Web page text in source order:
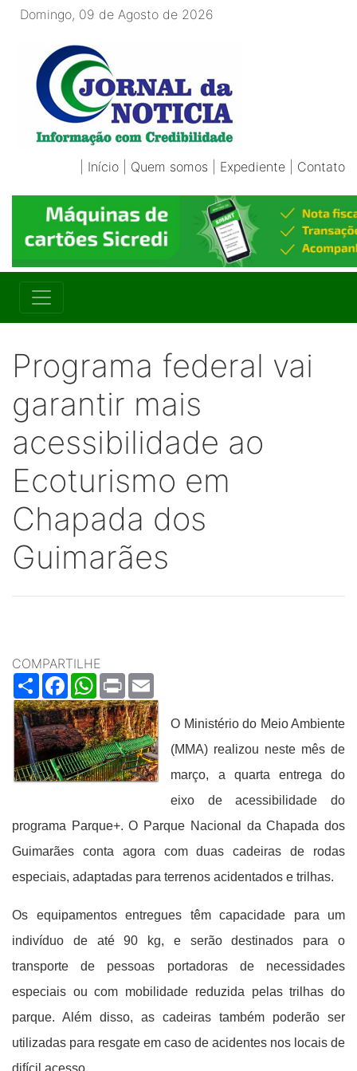
Domingo, 09 de Agosto de 2026
Início Quem somos Expediente Contato
Programa federal vai
garantir mais
acessibilidade ao
Ecoturismo em
Chapada dos
Guimarães
COMPARTILHE
ShareFacebookWhatsApp
Print
O Ministério do Meio Ambiente
(MMA) realizou neste mês de
março, a quarta entrega do
eixo de acessibilidade do
programa Parque+. O Parque Nacional da Chapada dos
Guimarães conta agora com duas cadeiras de rodas
especiais, adaptadas para terrenos acidentados e trilhas.
Os equipamentos entregues têm capacidade para um
indivíduo de até 90 kg, e serão destinados para o
transporte de pessoas portadoras de necessidades
especiais ou com mobilidade reduzida pelas trilhas do
parque. Além disso, as cadeiras também poderão ser
utilizadas para resgate em caso de acidentes nos locais de
difícil acesso.